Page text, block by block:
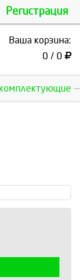
Регистрация
Ваша корзина:
0 / 0